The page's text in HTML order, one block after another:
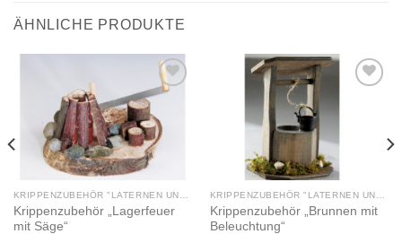
ÄHNLICHE PRODUKTE
Zur
Wunschliste
hinzufügen
Krippenzubehör „Lagerfeuer
mit Säge“
Krippenzubehör „Brunnen mit
Beleuchtung“